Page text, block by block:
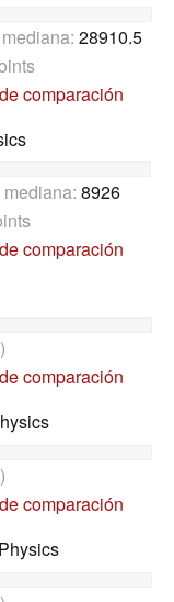
28910.5
comparación
8926
comparación
comparación
comparación